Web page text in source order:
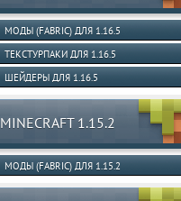
МОДЫ (FABRIC) ДЛЯ 1.16.5
ТЕКСТУРПАКИ ДЛЯ 1.16.5
ШЕЙДЕРЫ ДЛЯ 1.16.5
MINECRAFT 1.15.2
МОДЫ (FABRIC) ДЛЯ 1.15.2